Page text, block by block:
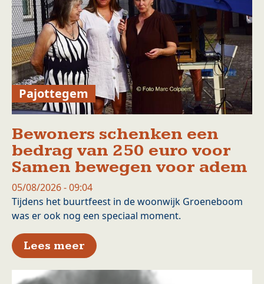
Pajottegem
Bewoners schenken een
bedrag van 250 euro voor
Samen bewegen voor adem
05/08/2026 - 09:04
Tijdens het buurtfeest in de woonwijk Groeneboom
was er ook nog een speciaal moment.
Lees meer over Bewoners schenken